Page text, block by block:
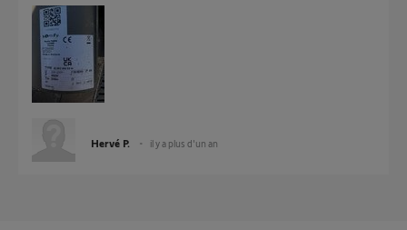
Hervé P. il y a plus d'un an